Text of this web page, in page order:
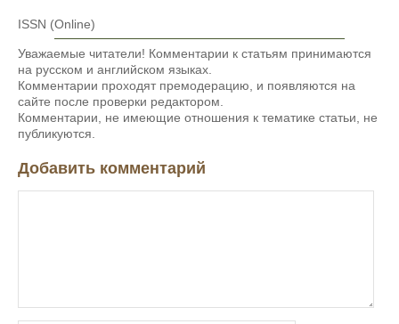
ISSN (Online)
Уважаемые читатели! Комментарии к статьям принимаются
на русском и английском языках.
Комментарии проходят премодерацию, и появляются на
сайте после проверки редактором.
Комментарии, не имеющие отношения к тематике статьи, не
публикуются.
Добавить комментарий